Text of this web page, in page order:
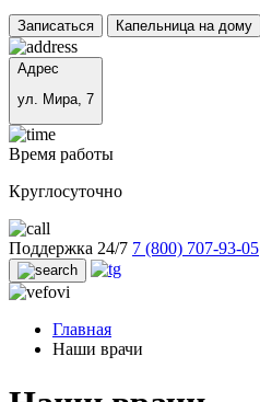
Записаться Капельница на дому
Адрес
ул. Мира, 7
Время работы
Круглосуточно
Поддержка 24/7 7 (800) 707-93-05
Главная
Наши врачи